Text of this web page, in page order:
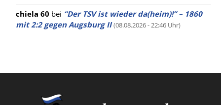
chiela 60 bei “Der TSV ist wieder da(heim)!” – 1860
mit 2:2 gegen Augsburg II (08.08.2026 - 22:46 Uhr)